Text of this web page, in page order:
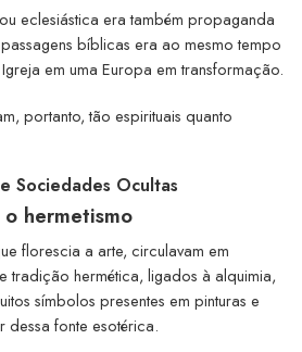
eclesiástica era também propaganda
bíblicas era ao mesmo tempo
em uma Europa em transformação.
portanto, tão espirituais quanto
Sociedades Ocultas
hermetismo
florescia a arte, circulavam em
tradição hermética, ligados à alquimia,
símbolos presentes em pinturas e
dessa fonte esotérica.